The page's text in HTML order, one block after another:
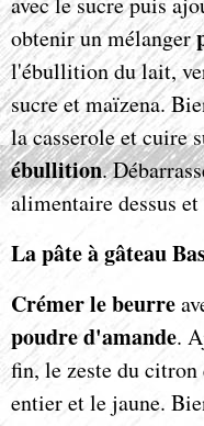
obtenir un mélanger
l'ébullition du lait,
sucre et maïzena.
la casserole et cuire
ébullition.
alimentaire dessus et
La pâte à gâteau
Crémer le beurre
poudre d'amande.
fin, le zeste du citron
entier et le jaune.